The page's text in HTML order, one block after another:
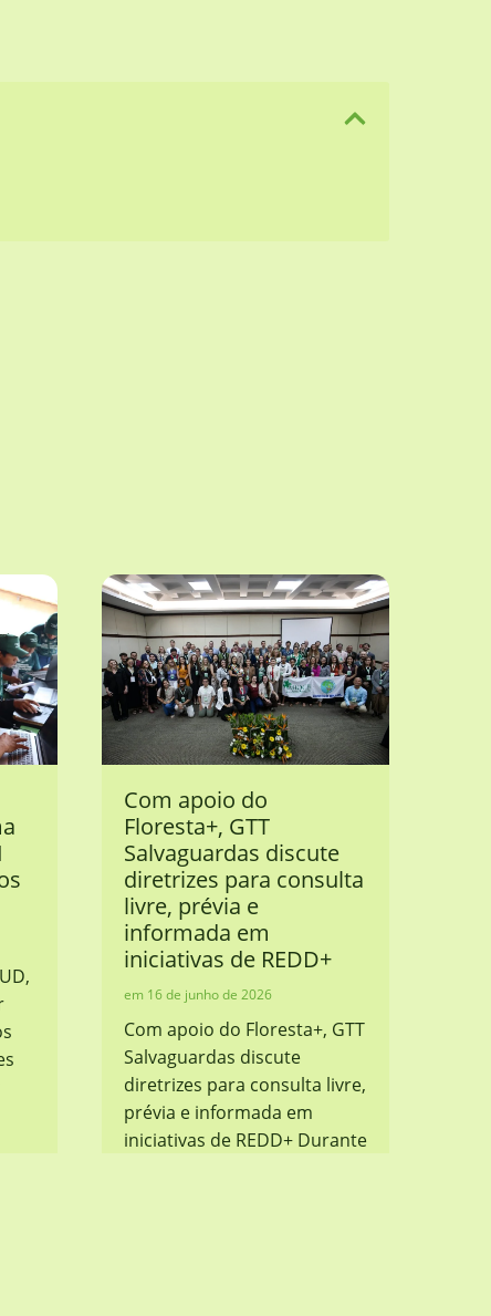
Com apoio do
Floresta+, GTT
Salvaguardas discute
diretrizes para consulta
livre, prévia e
informada em
iniciativas de REDD+
16 de junho de 2026
Com apoio do Floresta+, GTT
Salvaguardas discute
diretrizes para consulta livre,
prévia e informada em
iniciativas de REDD+ Durante